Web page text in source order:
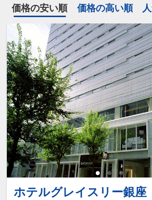
価格の安い順
価格の高い順
ホテルグレイスリー銀座